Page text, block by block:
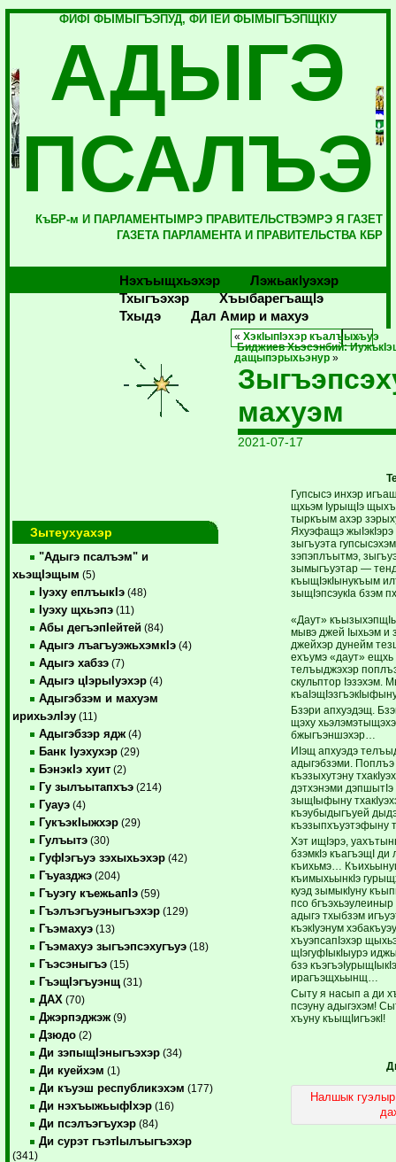
ФИФI ФЫМЫГЪЭПУД, ФИ IЕЙ ФЫМЫГЪЭПЩКIУ
АДЫГЭ
ПСАЛЪЭ
КъБР-м И ПАРЛАМЕНТЫМРЭ ПРАВИТЕЛЬСТВЭМРЭ Я ГАЗЕТ
ГАЗЕТА ПАРЛАМЕНТА И ПРАВИТЕЛЬСТВА КБР
Нэхъыщхьэхэр
Лэжьакlуэхэр
Тхыгъэхэр
Хъыбарегъащlэ
Тхыдэ
Дал Амир и махуэ
Зытеухуахэр
"Адыгэ псалъэм" и
хьэщIэщым (5)
Iуэху еплъыкIэ (48)
Iуэху щхьэпэ (11)
Абы дегъэпIейтей (84)
Адыгэ лъагъуэжьхэмкIэ (4)
Адыгэ хабзэ (7)
Адыгэ цIэрыIуэхэр (4)
Адыгэбзэм и махуэм
ирихьэлIэу (11)
Адыгэбзэр ядж (4)
Банк Iуэхухэр (29)
БэнэкIэ хуит (2)
Гу зылъытапхъэ (214)
Гуауэ (4)
ГукъэкIыжхэр (29)
Гулъытэ (30)
ГуфIэгъуэ зэхыхьэхэр (42)
Гъуазджэ (204)
Гъуэгу къежьапIэ (59)
Гъэлъэгъуэныгъэхэр (129)
Гъэмахуэ (13)
Гъэмахуэ зыгъэпсэхугъуэ (18)
Гъэсэныгъэ (15)
ГъэщIэгъуэнщ (31)
ДАХ (70)
Джэрпэджэж (9)
Дзюдо (2)
Ди зэпыщIэныгъэхэр (34)
Ди куейхэм (1)
Ди къуэш республикэхэм (177)
Ди нэхъыжьыфIхэр (16)
Ди псэлъэгъухэр (84)
Ди сурэт гъэтIылъыгъэхэр
(341)
«ХэкIыпIэхэр къалъыхъуэ
Биджиев Хьэсэнбий:
дащыпэрыхьэнур »
махуэм
2021-07-17
Гупсысэ инхэр
щхьэм IурыщIэ
тыркъым ахэр
Яхуэфащэ жыIэкIэрэ
зыгъуэта
зэпэплъытмэ,
зымыгъуэтар —
къыщIэкIынукъым
зыщIэпсэукIа бзэм
«Даут»
мывэ джей Iыхьэм и
джейхэр дунейм
ехъумэ «даут»
телъыджэхэр
скульптор Iэзэхэм.
Бзэри апхуэдэщ.
щэху
бжыгъэншэхэр…
ИIэщ апхуэдэ
адыгэбзэми. Поплъэ
къэзыхутэну
дэтхэнэми
зыщIыфыну
къэубыдыгъуей
къэзыпхъуэтэфыну
Хэт ищIэрэ,
бзэмкIэ къагъэщI ди
къихьмэ…
къимыхьынкIэ
куэд зымыкIуну
псо
адыгэ тхыбзэм
къэкIуэнум
хъуэпсапIэхэр
щIэгуфIыкIыурэ
бзэ
ирагъэщхьынщ…
Сыту я насып а ди
псэуну адыгэхэм!
хъуну къыщIигъэкI!
Налшык